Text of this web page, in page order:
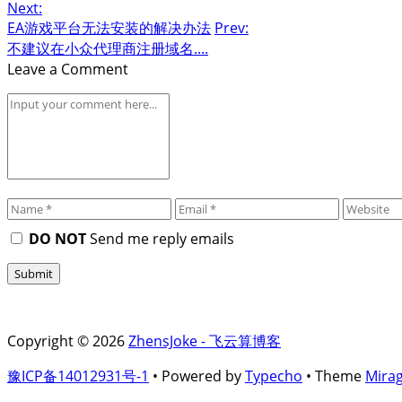
Next:
EA游戏平台无法安装的解决办法 Prev:
不建议在小众代理商注册域名....
Leave a Comment
DO NOTSend me reply emails
Copyright © 2026ZhensJoke - 飞云算博客
豫ICP备14012931号-1 • Powered byTypecho • Theme